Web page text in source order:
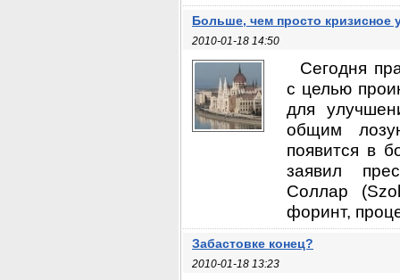
Больше, чем просто кризисное
2010-01-18 14:50
Сегодня
с целью
для
общим
появится в
заявил
Соллар
форинт,
Забастовке конец?
2010-01-18 13:23